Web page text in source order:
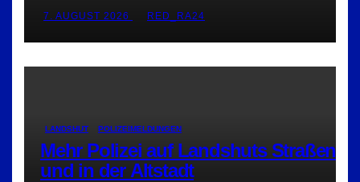
7. AUGUST 2026 RED_RA24
LANDSHUT POLIZEIMELDUNGEN
Mehr Polizei auf Landshuts Straßen
und in der Altstadt